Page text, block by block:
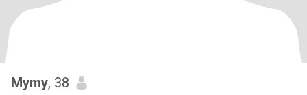
Mymy, 38